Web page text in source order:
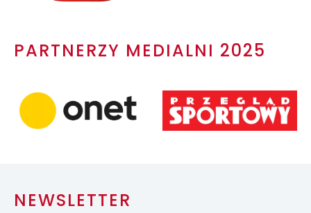
PARTNERZY MEDIALNI 2025
NEWSLETTER